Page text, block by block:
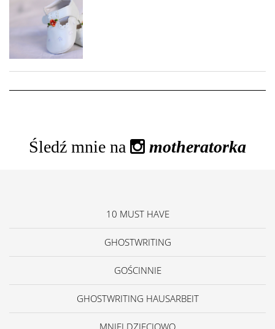
Śledź mnie na motheratorka
10 MUST HAVE
GHOSTWRITING
GOŚCINNIE
GHOSTWRITING HAUSARBEIT